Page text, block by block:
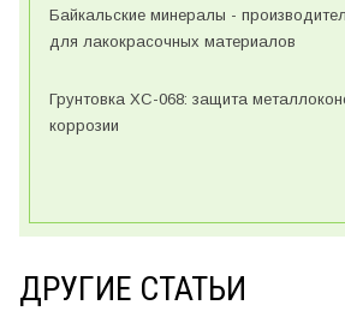
Байкальские минералы -
для лакокрасочных материалов
Грунтовка ХС-068: защита
коррозии
ДРУГИЕ СТАТЬИ